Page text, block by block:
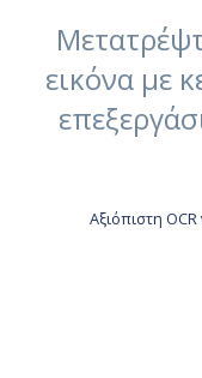
εικόνα με
Αξιόπιστη